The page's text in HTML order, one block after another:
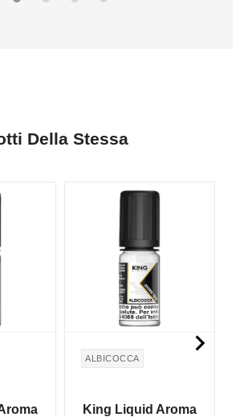
Della Stessa
ALBICOCCA
King Liquid Aroma
